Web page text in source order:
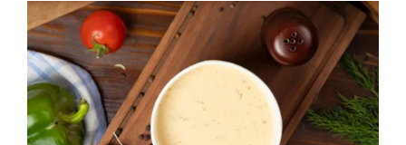
Kontakt
Mein Account
Warenkorb